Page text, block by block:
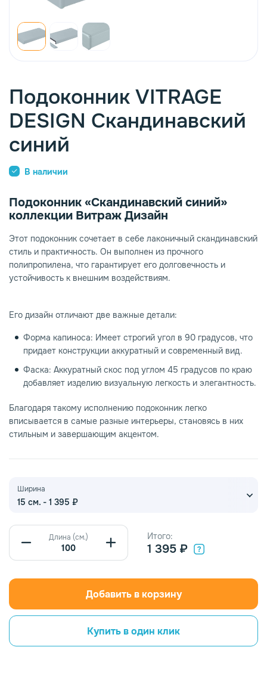
дерево
Подоконник VITRAGE
DESIGN Скандинавский
синий
В наличии
Подоконник «Скандинавский синий»
коллекции Витраж Дизайн
Этот подоконник сочетает в себе лаконичный скандинавский
стиль и практичность. Он выполнен из прочного
полипропилена, что гарантирует его долговечность и
устойчивость к внешним воздействиям.
Его дизайн отличают две важные детали:
Форма капиноса: Имеет строгий угол в 90 градусов, что
придает конструкции аккуратный и современный вид.
Фаска: Аккуратный скос под углом 45 градусов по краю
добавляет изделию визуальную легкость и элегантность.
Благодаря такому исполнению подоконник легко
вписывается в самые разные интерьеры, становясь в них
стильным и завершающим акцентом.
Ширина
15 см. - 1 395 ₽
Длина (см.) Итого:
1 395 ₽
Добавить в корзину
Купить в один клик